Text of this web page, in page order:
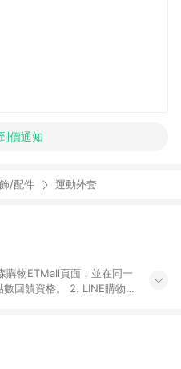
價通知
/配件 運動外套
購物ETMall頁面，並在同一
回饋資格。 2. LINE購物
買以下類別商品，將無法獲